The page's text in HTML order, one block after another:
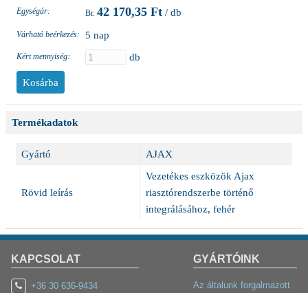
Egységár: 42 170,35 Ft / db
Várható beérkezés: 5 nap
Kért mennyiség: db
Termékadatok
Gyártó AJAX
Rövid leírás
Vezetékes eszközök Ajax
riasztórendszerbe történő
integrálásához, fehér
KAPCSOLAT
+36 30 636-9434
GYÁRTÓINK
Az általunk forgalmazott